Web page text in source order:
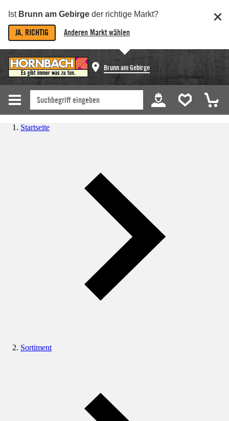
Ist Brunn am Gebirge der richtige Markt?
JA, RICHTIG Anderen Markt wählen
Brunn am Gebirge
Startseite
Sortiment